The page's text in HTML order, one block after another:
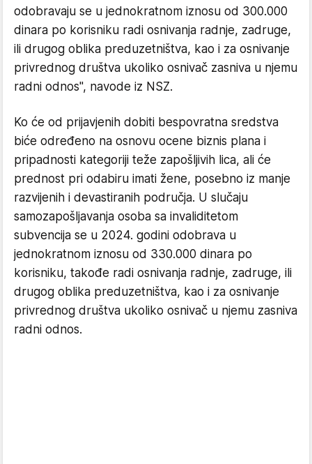
odobravaju se u jednokratnom iznosu od 300.000
dinara po korisniku radi osnivanja radnje, zadruge,
ili drugog oblika preduzetništva, kao i za osnivanje
privrednog društva ukoliko osnivač zasniva u njemu
radni odnos", navode iz NSZ.
Ko će od prijavjenih dobiti bespovratna sredstva
biće određeno na osnovu ocene biznis plana i
pripadnosti kategoriji teže zapošljivih lica, ali će
prednost pri odabiru imati žene, posebno iz manje
razvijenih i devastiranih područja. U slučaju
samozapošljavanja osoba sa invaliditetom
subvencija se u 2024. godini odobrava u
jednokratnom iznosu od 330.000 dinara po
korisniku, takođe radi osnivanja radnje, zadruge, ili
drugog oblika preduzetništva, kao i za osnivanje
privrednog društva ukoliko osnivač u njemu zasniva
radni odnos.